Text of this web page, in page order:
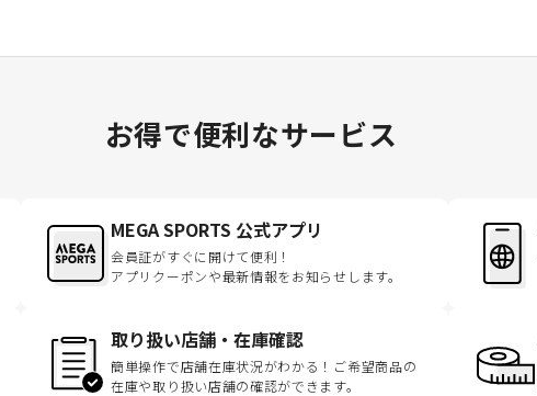
お得で便利なサービス
MEGA SPORTS 公式アプリ
会員証がすぐに開けて便利！
アプリクーポンや最新情報をお知らせします。
取り扱い店舗・在庫確認
簡単操作で店舗在庫状況がわかる！ご希望商品の
在庫や取り扱い店舗の確認ができます。